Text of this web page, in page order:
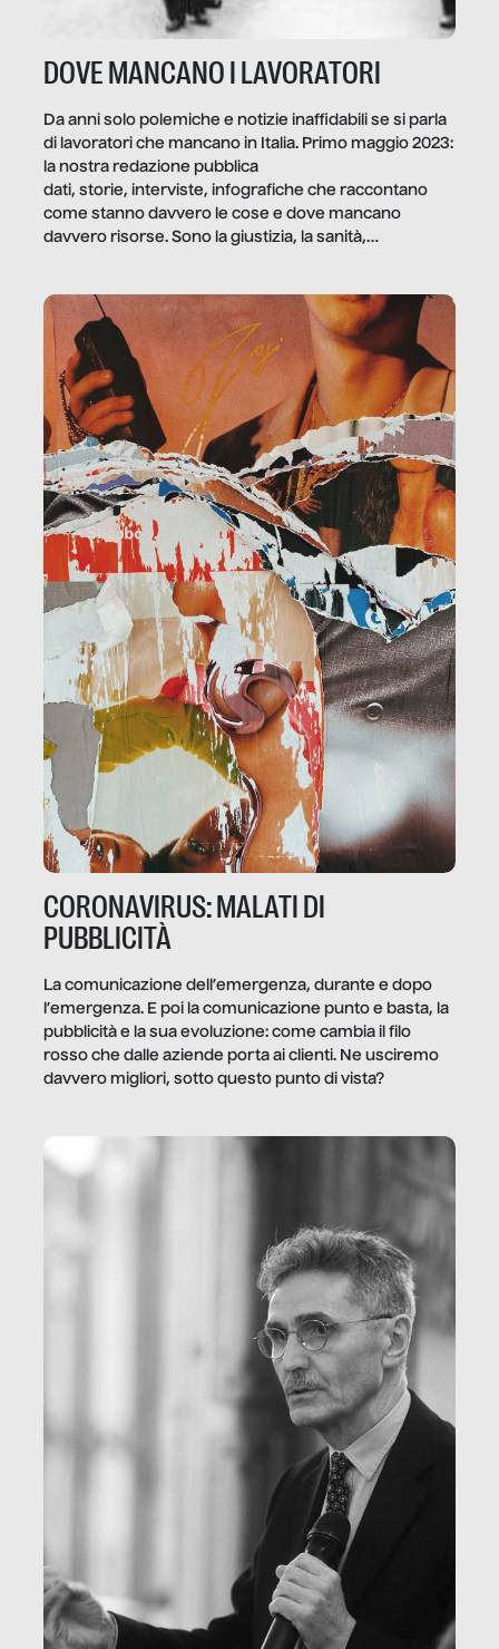
DOVE MANCANO I LAVORATORI
Da anni solo polemiche e notizie inaffidabili se si parla
di lavoratori che mancano in Italia. Primo maggio 2023:
la nostra redazione pubblica
dati, storie, interviste, infografiche che raccontano
come stanno davvero le cose e dove mancano
davvero risorse. Sono la giustizia, la sanità,
CORONAVIRUS: MALATI DI
PUBBLICITÀ
La comunicazione dell’emergenza, durante e dopo
l’emergenza. E poi la comunicazione punto e basta, la
pubblicità e la sua evoluzione: come cambia il filo
rosso che dalle aziende porta ai clienti. Ne usciremo
davvero migliori, sotto questo punto di vista?